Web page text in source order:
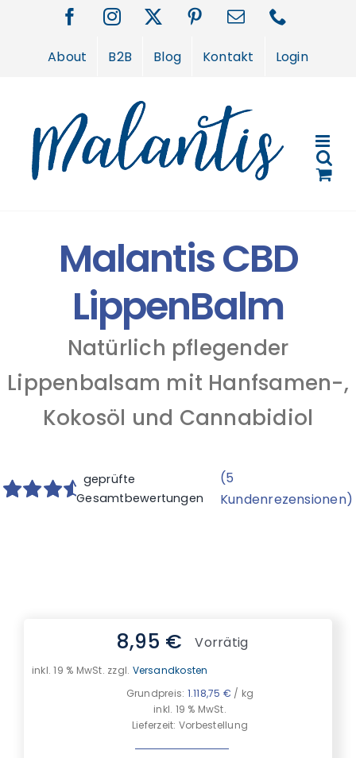
springen
FacebookInstagram Pinterest
E-
About B2B Blog Kontakt Login
Malantis CBD
LippenBalm
Natürlich pflegender
Lippenbalsam mit Hanfsamen-,
Kokosöl und Cannabidiol
geprüfte
Gesamtbewertungen
(5
Kundenrezensionen)
8,95 € Vorrätig
inkl. 19 % MwSt. zzgl. Versandkosten
Grundpreis: 1.118,75 € / kg
inkl. 19 % MwSt.
Lieferzeit: Vorbestellung